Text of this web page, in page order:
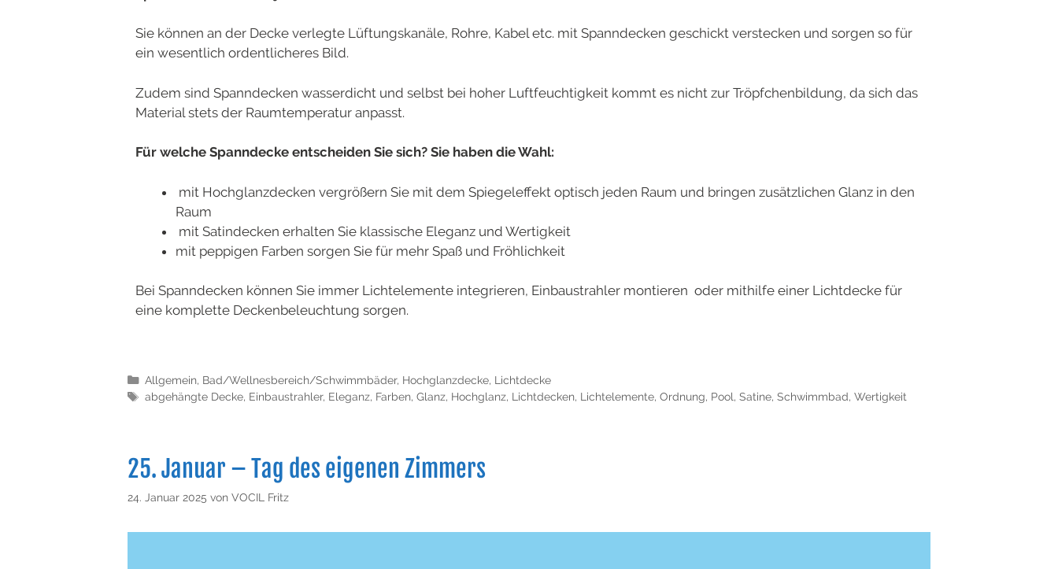
Sie können an der Decke verlegte Lüftungskanäle, Rohre, Kabel etc. mit Spanndecken geschickt verstecken und sorgen so für
ein wesentlich ordentlicheres Bild.
Zudem sind Spanndecken wasserdicht und selbst bei hoher Luftfeuchtigkeit kommt es nicht zur Tröpfchenbildung, da sich das
Material stets der Raumtemperatur anpasst.
Für welche Spanndecke entscheiden Sie sich? Sie haben die Wahl:
mit Hochglanzdecken vergrößern Sie mit dem Spiegeleffekt optisch jeden Raum und bringen zusätzlichen Glanz in den
Raum
mit Satindecken erhalten Sie klassische Eleganz und Wertigkeit
mit peppigen Farben sorgen Sie für mehr Spaß und Fröhlichkeit
Bei Spanndecken können Sie immer Lichtelemente integrieren, Einbaustrahler montieren oder mithilfe einer Lichtdecke für
eine komplette Deckenbeleuchtung sorgen.
Allgemein, Bad/Wellnesbereich/Schwimmbäder, Hochglanzdecke, Lichtdecke
abgehängte Decke, Einbaustrahler, Eleganz, Farben, Glanz, Hochglanz, Lichtdecken, Lichtelemente, Ordnung, Pool, Satine, Schwimmbad, Wertigkeit
25. Januar – Tag des eigenen Zimmers
24. Januar 2025 von VOCIL Fritz